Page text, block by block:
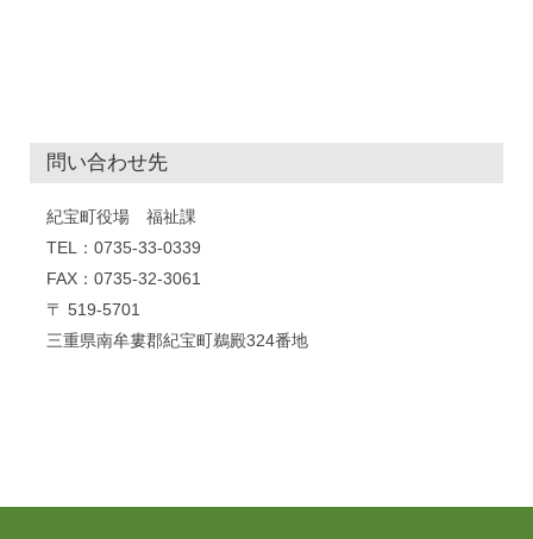
問い合わせ先
紀宝町役場 福祉課
TEL：0735-33-0339
FAX：0735-32-3061
〒 519-5701
三重県南牟婁郡紀宝町鵜殿324番地